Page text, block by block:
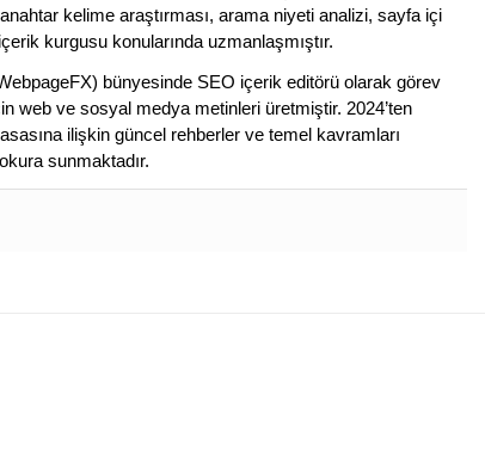
kelime araştırması, arama niyeti analizi, sayfa içi
kurgusu konularında uzmanlaşmıştır.
bünyesinde SEO içerik editörü olarak görev
web ve sosyal medya metinleri üretmiştir. 2024’ten
ilişkin güncel rehberler ve temel kavramları
sunmaktadır.